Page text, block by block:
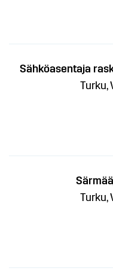
Sähköasentaja
Turku,
Turku,